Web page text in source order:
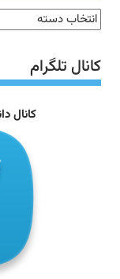
دسته‌بندی
مطالب
سایت
کانال تلگرام
کانال